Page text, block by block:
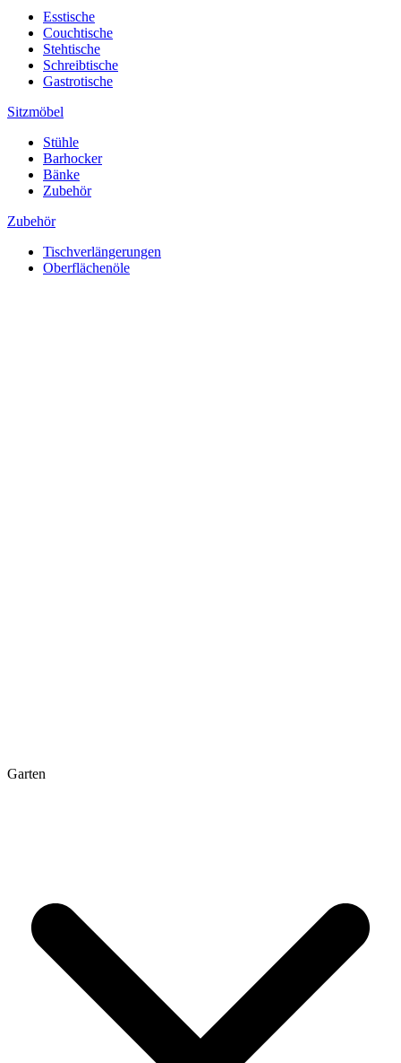
Esstische
Couchtische
Stehtische
Schreibtische
Gastrotische
Sitzmöbel
Stühle
Barhocker
Bänke
Zubehör
Zubehör
Tischverlängerungen
Oberflächenöle
Garten